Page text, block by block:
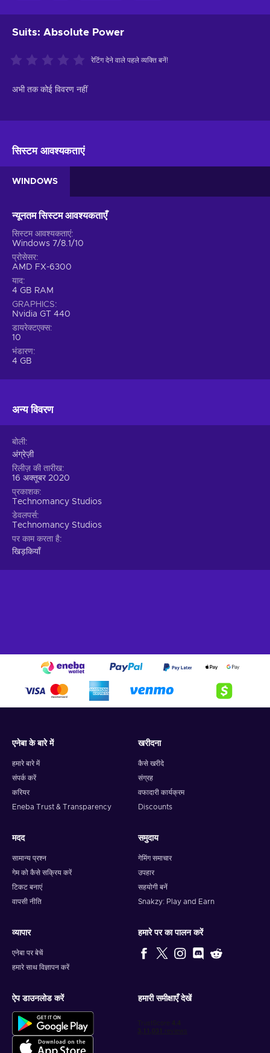
Suits: Absolute Power
रेटिंग देने वाले पहले व्यक्ति बनें!
अभी तक कोई विवरण नहीं
सिस्टम आवश्यकताएं
WINDOWS
न्यूनतम सिस्टम आवश्यकताएँ
सिस्टम आवश्यकताएं
Windows 7/8.1/10
प्रोसेसर
AMD FX-6300
याद
4 GB RAM
GRAPHICS
Nvidia GT 440
डायरेक्टएक्स
10
भंडारण
4 GB
अन्य विवरण
बोली
अंग्रेज़ी
रिलीज़ की तारीख
16 अक्तूबर 2020
प्रकाशक
Technomancy Studios
डेवलपर्स
Technomancy Studios
पर काम करता है
खिड़कियाँ
एनेबा के बारे में
हमारे बारे में
संपर्क करें
करियर
Eneba Trust & Transparency
खरीदना
कैसे खरीदे
संग्रह
वफादारी कार्यक्रम
Discounts
मदद
सामान्य प्रश्न
गेम को कैसे सक्रिय करें
टिकट बनाएं
वापसी नीति
समुदाय
गेमिंग समाचार
उपहार
सहयोगी बनें
Snakzy: Play and Earn
व्यापार
एनेबा पर बेचें
हमारे साथ विज्ञापन करें
हमारे पर का पालन करें
ऐप डाउनलोड करें हमारी समीक्षाएँ देखें